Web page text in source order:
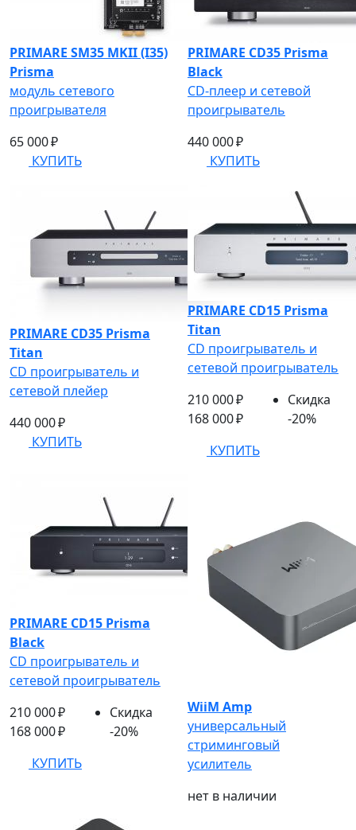
PRIMARE SM35 MKII (I35)
Prisma
модуль сетевого
проигрывателя
65 000 ₽
КУПИТЬ
PRIMARE CD35 Prisma
Black
CD-плеер и сетевой
проигрыватель
440 000 ₽
КУПИТЬ
PRIMARE CD35 Prisma
Titan
CD проигрыватель и
сетевой плейер
440 000 ₽
КУПИТЬ
PRIMARE CD15 Prisma
Titan
CD проигрыватель и
сетевой проигрыватель
210 000 ₽
168 000 ₽
Скидка
-20%
КУПИТЬ
PRIMARE CD15 Prisma
Black
CD проигрыватель и
сетевой проигрыватель
210 000 ₽
168 000 ₽
Скидка
-20%
КУПИТЬ
WiiM Amp
универсальный
стриминговый
усилитель
нет в наличии